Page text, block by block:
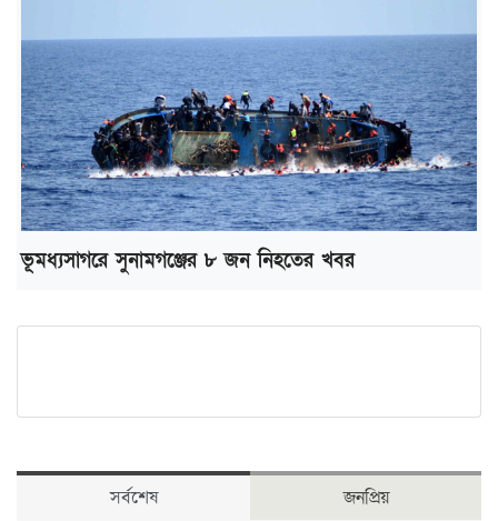
ভূমধ্যসাগরে সুনামগঞ্জের ৮ জন নিহতের খবর
সর্বশেষ জনপ্রিয়